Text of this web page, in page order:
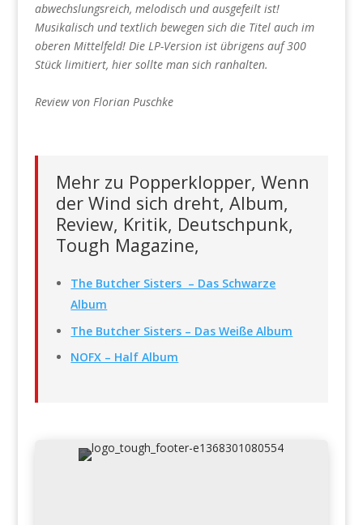
abwechslungsreich, melodisch und ausgefeilt ist!
Musikalisch und textlich bewegen sich die Titel auch im
oberen Mittelfeld! Die LP-Version ist übrigens auf 300
Stück limitiert, hier sollte man sich ranhalten.
Review von Florian Puschke
Mehr zu Popperklopper, Wenn
der Wind sich dreht, Album,
Review, Kritik, Deutschpunk,
Tough Magazine,
The Butcher Sisters – Das Schwarze
Album
The Butcher Sisters – Das Weiße Album
NOFX – Half Album